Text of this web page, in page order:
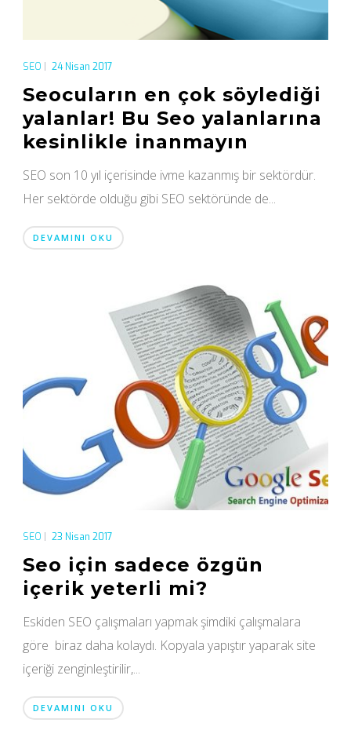
SEO 24 Nisan 2017
Seocuların en çok söylediği
yalanlar! Bu Seo yalanlarına
kesinlikle inanmayın
SEO son 10 yıl içerisinde ivme kazanmış bir sektördür.
Her sektörde olduğu gibi SEO sektöründe de...
DEVAMINI OKU
SEO | 23 Nisan 2017
Seo için sadece özgün
içerik yeterli mi?
Eskiden SEO çalışmaları yapmak şimdiki çalışmalara
göre biraz daha kolaydı. Kopyala yapıştır yaparak site
içeriği zenginleştirilir,...
DEVAMINI OKU